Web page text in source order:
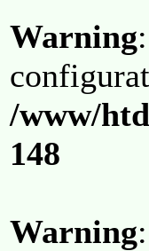
Warning
/www/
148
Warning: